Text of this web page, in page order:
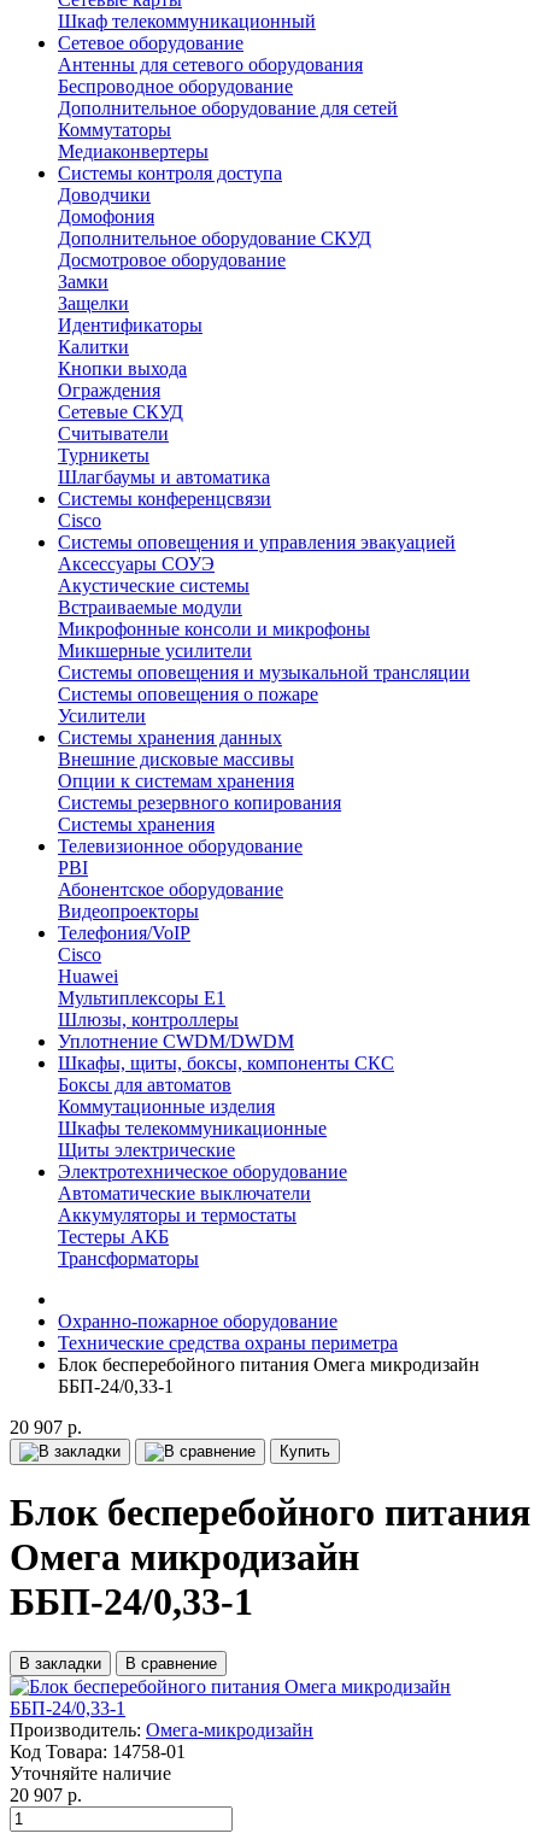
Шкаф телекоммуникационный
Сетевое оборудование
Антенны для сетевого оборудования
Беспроводное оборудование
Дополнительное оборудование для сетей
Коммутаторы
Медиаконвертеры
Системы контроля доступа
Доводчики
Домофония
Дополнительное оборудование СКУД
Досмотровое оборудование
Замки
Защелки
Идентификаторы
Калитки
Кнопки выхода
Ограждения
Сетевые СКУД
Считыватели
Турникеты
Шлагбаумы и автоматика
Системы конференцсвязи
Cisco
Системы оповещения и управления эвакуацией
Аксессуары СОУЭ
Акустические системы
Встраиваемые модули
Микрофонные консоли и микрофоны
Микшерные усилители
Системы оповещения и музыкальной трансляции
Системы оповещения о пожаре
Усилители
Системы хранения данных
Внешние дисковые массивы
Опции к системам хранения
Системы резервного копирования
Системы хранения
Телевизионное оборудование
PBI
Абонентское оборудование
Видеопроекторы
Телефония/VoIP
Cisco
Huawei
Мультиплексоры E1
Шлюзы, контроллеры
Уплотнение CWDM/DWDM
Шкафы, щиты, боксы, компоненты СКС
Боксы для автоматов
Коммутационные изделия
Шкафы телекоммуникационные
Щиты электрические
Электротехническое оборудование
Автоматические выключатели
Аккумуляторы и термостаты
Тестеры АКБ
Трансформаторы
Охранно-пожарное оборудование
Технические средства охраны периметра
Блок бесперебойного питания Омега микродизайн
ББП-24/0,33-1
20 907 р.
Купить
Блок бесперебойного питания
Омега микродизайн
ББП-24/0,33-1
В закладки В сравнение
Производитель: Омега-микродизайн
Код Товара: 14758-01
Уточняйте наличие
20 907 р.